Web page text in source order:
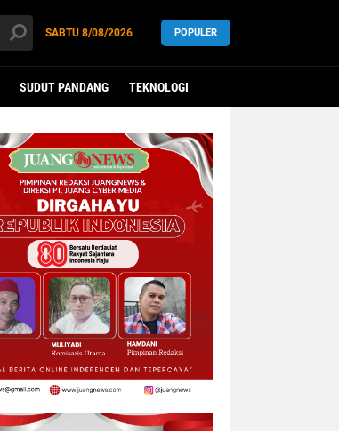
SABTU 8/08/2026 POPULER
SUDUT PANDANG TEKNOLOGI